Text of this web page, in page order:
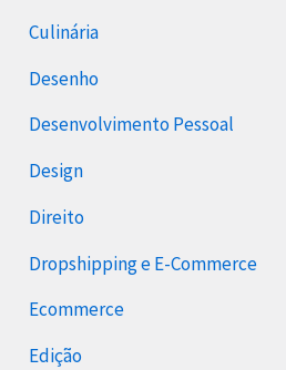
Culinária
Desenho
Desenvolvimento Pessoal
Design
Direito
Dropshipping e E-Commerce
Ecommerce
Edição